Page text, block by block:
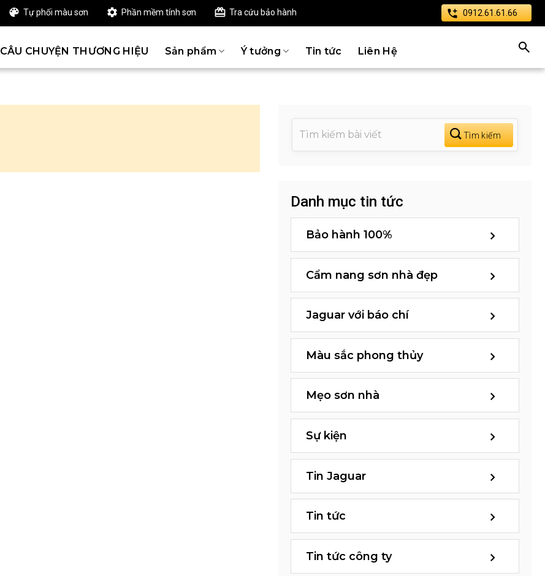
Tự phối màu sơn Phần mềm tính sơn Tra cứu bảo hành 0912.61.61.66
CÂU CHUYỆN THƯƠNG HIỆU Sản phẩm Ý tưởng Tin tức Liên Hệ
Danh mục tin tức
Bảo hành 100%
Cẩm nang sơn nhà đẹp
Jaguar với báo chí
Màu sắc phong thủy
Mẹo sơn nhà
Sự kiện
Tin Jaguar
Tin tức
Tin tức công ty